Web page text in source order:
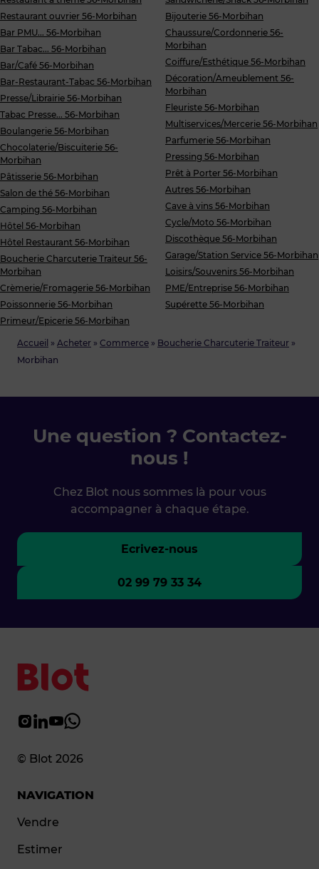
Accueil » Acheter » Commerce » Boucherie Charcuterie Traiteur »
Morbihan
Restaurant ouvrier 56-Morbihan
Bar PMU... 56-Morbihan
Bar Tabac... 56-Morbihan
Bar/Café 56-Morbihan
Bar-Restaurant-Tabac 56-Morbihan
Presse/Librairie 56-Morbihan
Tabac Presse... 56-Morbihan
Boulangerie 56-Morbihan
Chocolaterie/Biscuiterie 56-
Morbihan
Pâtisserie 56-Morbihan
Salon de thé 56-Morbihan
Camping 56-Morbihan
Hôtel 56-Morbihan
Hôtel Restaurant 56-Morbihan
Boucherie Charcuterie Traiteur 56-
Morbihan
Crèmerie/Fromagerie 56-Morbihan
Poissonnerie 56-Morbihan
Primeur/Epicerie 56-Morbihan
Bijouterie 56-Morbihan
Chaussure/Cordonnerie 56-
Morbihan
Coiffure/Esthétique 56-Morbihan
Décoration/Ameublement 56-
Morbihan
Fleuriste 56-Morbihan
Multiservices/Mercerie 56-Morbihan
Parfumerie 56-Morbihan
Pressing 56-Morbihan
Prêt à Porter 56-Morbihan
Autres 56-Morbihan
Cave à vins 56-Morbihan
Cycle/Moto 56-Morbihan
Discothèque 56-Morbihan
Garage/Station Service 56-Morbihan
Loisirs/Souvenirs 56-Morbihan
PME/Entreprise 56-Morbihan
Supérette 56-Morbihan
Une question ? Contactez-
nous !
Chez Blot nous sommes là pour vous
accompagner à chaque étape.
Ecrivez-nous
02 99 79 33 34
© Blot 2026
NAVIGATION
Vendre
Estimer